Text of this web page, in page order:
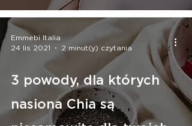
3 powody, dla których
nasiona Chia są
Emmebi Italia
24 lis 2021
2 minut(y) czytania